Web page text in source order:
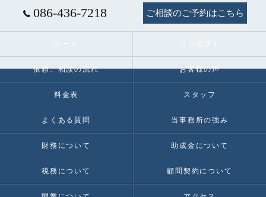
086-436-7218 ご相談のご予約はこちら
依頼、相談の流れ お客様の声
料金表 スタッフ
よくある質問 当事務所の強み
財務について 助成金について
税務について 顧問契約について